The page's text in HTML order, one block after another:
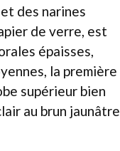
des narines
de verre, est
épaisses,
la première
supérieur bien
au brun jaunâtre